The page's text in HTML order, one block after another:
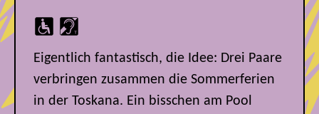
Eigentlich fantastisch, die Idee: Drei Paare
verbringen zusammen die Sommerferien
in der Toskana. Ein bisschen am Pool